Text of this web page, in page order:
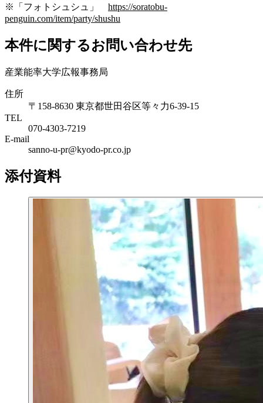
※「フォトシュシュ」 https://soratobu-
penguin.com/item/party/shushu
本件に関するお問い合わせ先
産業能率大学広報事務局
住所
〒158-8630 東京都世田谷区等々力6-39-15
TEL
070-4303-7219
E-mail
sanno-u-pr@kyodo-pr.co.jp
添付資料